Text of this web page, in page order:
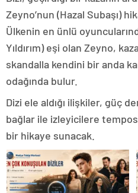
Zeyno’nun (Hazal Subaşı)
Ülkenin en ünlü
Yıldırım) eşi olan Zeyno,
skandalla kendini bir anda
odağında bulur.
Dizi ele aldığı ilişkiler, güç
bağlar ile izleyicilere
bir hikaye sunacak.